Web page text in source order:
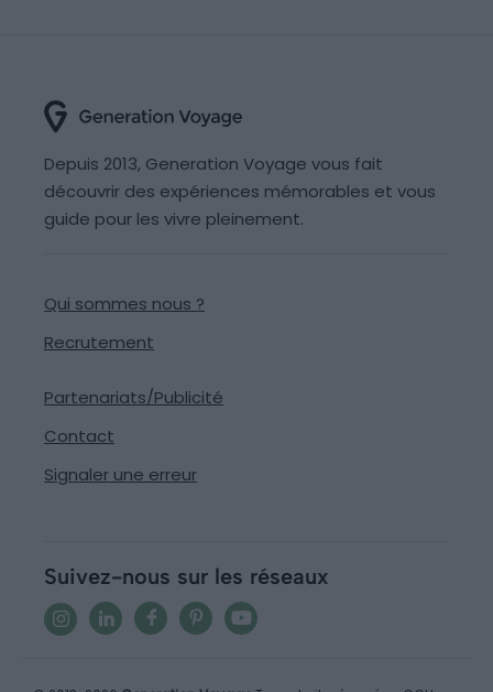
Depuis 2013, Generation Voyage vous fait
découvrir des expériences mémorables et vous
guide pour les vivre pleinement.
Qui sommes nous ?
Recrutement
Partenariats/Publicité
Contact
Signaler une erreur
Suivez-nous sur les réseaux